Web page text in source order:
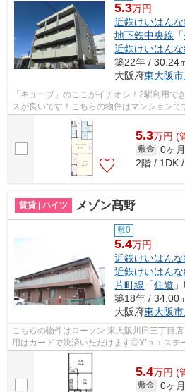
5.3万円
近鉄けいはんな
地下鉄中央線 「
近鉄けいはんな
築22年 / 30.24
大阪府東大阪市
「キューブ」のここがイチオシ！2駅利用で
スが良いです！こちらの物件はマンション
ができる物件です！Y’ｓエステートには...
5.3万円 (
敷金 0ヶ月
2階 / 1DK
賃貸 | ハイツ メゾン髙野
敷0
5.4万円
近鉄けいはんな
近鉄けいはんな
片町線 「住道
築18年 / 34.00
大阪府東大阪市
こちらの物件はローソン 東大阪川田三丁目
用はカードで決済いただけます◎Y’ｓエステ
鉄けいはんな線吉田周辺にある物件をご紹...
5.4万円 (
敷金 0ヶ月